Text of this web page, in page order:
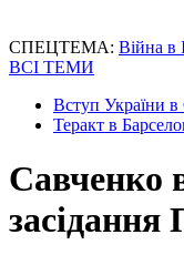
СПЕЦТЕМА: Війна в
ВСІ ТЕМИ
Вступ України
Теракт в
Савченко